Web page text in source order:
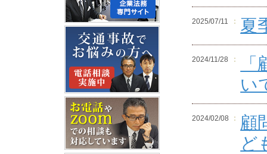
2025/07/11 夏
2024/11/28
い
2024/02/08
顧
ど